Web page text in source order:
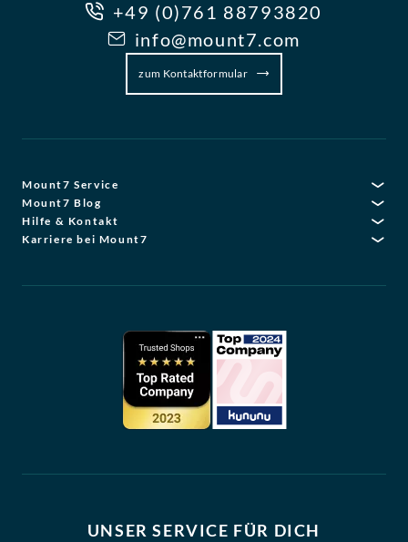
+49 (0)761 88793820
info@mount7.com
zum Kontaktformular
Mount7 Service
Mount7 Blog
Hilfe & Kontakt
Karriere bei Mount7
UNSER SERVICE FÜR DICH